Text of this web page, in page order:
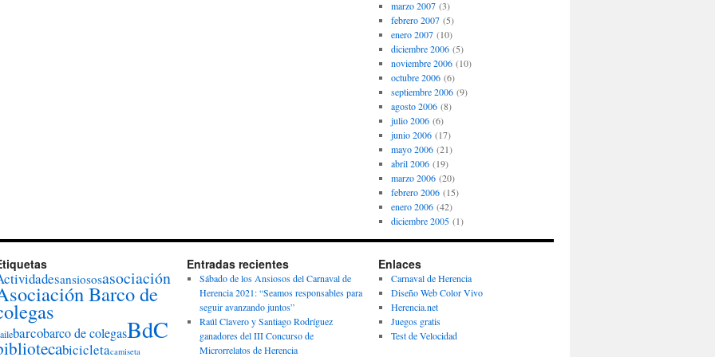
marzo 2007(3)
febrero 2007(5)
enero 2007(10)
diciembre 2006(5)
noviembre 2006(10)
octubre 2006(6)
septiembre 2006(9)
agosto 2006(8)
julio 2006(6)
junio 2006(17)
mayo 2006(21)
abril 2006(19)
marzo 2006(20)
febrero 2006(15)
enero 2006(42)
diciembre 2005(1)
ansiososasociación
Barco de
barcobarco de colegasBdC
bicicletacamiseta
Entradas recientes
Sábado de los Ansiosos del Carnaval de
Herencia 2021: “Seamos responsables para
seguir avanzando juntos”
Raúl Clavero y Santiago Rodríguez
ganadores del III Concurso de
Microrrelatos de Herencia
Enlaces
Carnaval de Herencia
Diseño Web Color Vivo
Herencia.net
Juegos gratis
Test de Velocidad